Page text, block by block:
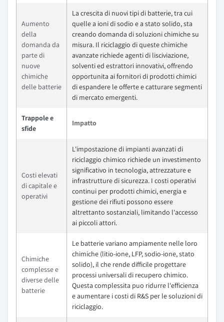
Aumento
della
domanda da
parte di
nuove
chimiche
delle batterie
La crescita di nuovi tipi di batterie, tra cui
quelle a ioni di sodio e a stato solido, sta
creando domanda di soluzioni chimiche su
misura. Il riciclaggio di queste chimiche
avanzate richiede agenti di lisciviazione,
solventi ed estrattori innovativi, offrendo
opportunita ai fornitori di prodotti chimici
di espandere le offerte e catturare segmenti
di mercato emergenti.
Trappole e
sfide
Impatto
Costi elevati
di capitale e
operativi
L'impostazione di impianti avanzati di
riciclaggio chimico richiede un investimento
significativo in tecnologia, attrezzature e
infrastrutture di sicurezza. I costi operativi
continui per prodotti chimici, energia e
gestione dei rifiuti possono essere
altrettanto sostanziali, limitando l'accesso
ai piccoli attori.
Chimiche
complesse e
diverse delle
batterie
Le batterie variano ampiamente nelle loro
chimiche (litio-ione, LFP, sodio-ione, stato
solido), il che rende difficile progettare
processi universali di recupero chimico.
Questa complessita puo ridurre l'efficienza
e aumentare i costi di R&S per le soluzioni di
riciclaggio.